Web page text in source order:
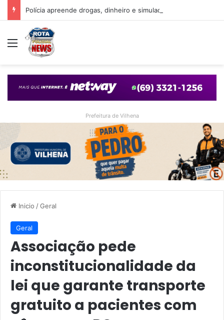
Menu
Prefeitura de Vilhena
Inicio /Geral
Geral
Associação pede
inconstitucionalidade da
lei que garante transporte
gratuito a pacientes com